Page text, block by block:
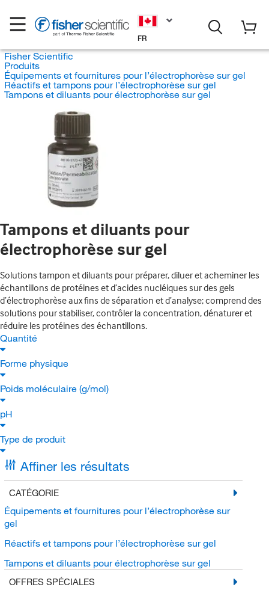
FR
Fisher Scientific
Produits
Équipements et fournitures pour l’électrophorèse sur gel
Réactifs et tampons pour l’électrophorèse sur gel
Tampons et diluants pour électrophorèse sur gel
Tampons et diluants pour
électrophorèse sur gel
Solutions tampon et diluants pour préparer, diluer et acheminer les
échantillons de protéines et d’acides nucléiques sur des gels
d’électrophorèse aux fins de séparation et d’analyse; comprend des
solutions pour stabiliser, contrôler la concentration, dénaturer et
réduire les protéines des échantillons.
Quantité
Forme physique
Poids moléculaire (g/mol)
pH
Type de produit
Affiner les résultats
CATÉGORIE
Équipements et fournitures pour l’électrophorèse sur
gel
Réactifs et tampons pour l’électrophorèse sur gel
Tampons et diluants pour électrophorèse sur gel
OFFRES SPÉCIALES